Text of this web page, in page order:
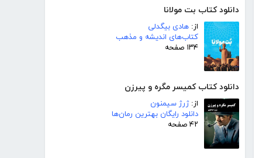
دانلود کتاب بت مولانا
از: هادی بیگدلی
کتاب‌های اندیشه و مذهب
۱۳۴ صفحه
دانلود کتاب کمیسر مگره و پیرزن
از:ژرژ سیمنون
دانلود رایگان بهترین رمان‌ها
۴۲ صفحه